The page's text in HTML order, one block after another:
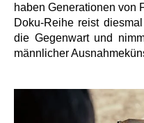
haben Generationen von
Doku-Reihe reist
die Gegenwart und
männlicher